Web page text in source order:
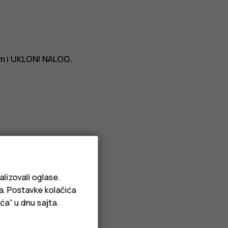
i UKLONI NALOG.
oglase.
Postavke kolačića
u dnu sajta.